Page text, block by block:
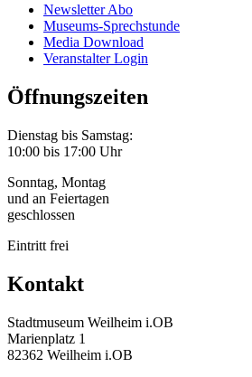
Newsletter Abo
Museums-Sprechstunde
Media Download
Veranstalter Login
Öffnungszeiten
Dienstag bis Samstag:
10:00 bis 17:00 Uhr
Sonntag, Montag
und an Feiertagen
geschlossen
Eintritt frei
Kontakt
Stadtmuseum Weilheim i.OB
Marienplatz 1
82362 Weilheim i.OB